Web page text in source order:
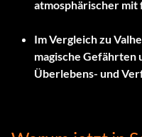
atmosphärischer
Im Vergleich zu
magische Gefährten
Überlebens- und